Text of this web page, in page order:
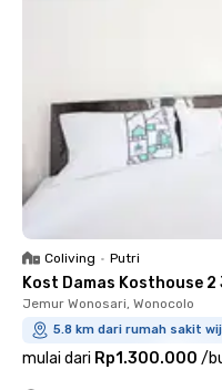
Coliving • Putri
Kost Damas Kosthouse
Jemur Wonosari, Wonocolo
5.8 km dari rumah sakit
mulai dari Rp1.300.000 /